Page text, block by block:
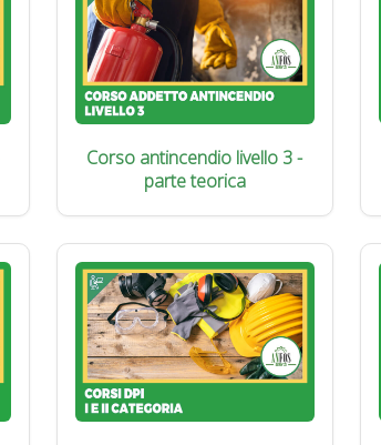
Corso antincendio livello 3 -
parte teorica